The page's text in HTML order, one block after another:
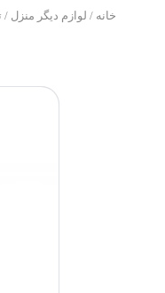
خانه / لوازم دیگر منزل /